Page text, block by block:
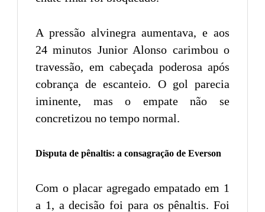
A pressão alvinegra aumentava, e aos
24 minutos Junior Alonso carimbou o
travessão, em cabeçada poderosa após
cobrança de escanteio. O gol parecia
iminente, mas o empate não se
concretizou no tempo normal.
Disputa de pênaltis: a consagração de Everson
Com o placar agregado empatado em 1
a 1, a decisão foi para os pênaltis. Foi